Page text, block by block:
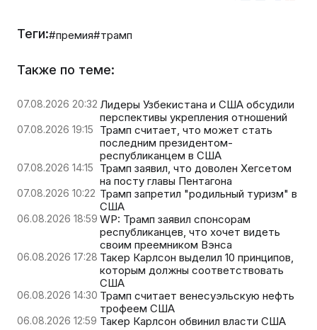
Теги:#премия#трамп
Также по теме:
07.08.2026 20:32 Лидеры Узбекистана и США обсудили
перспективы укрепления отношений
07.08.2026 19:15
Трамп считает, что может стать
последним президентом-
республиканцем в США
07.08.2026 14:15
Трамп заявил, что доволен Хегсетом
на посту главы Пентагона
07.08.2026 10:22 Трамп запретил "родильный туризм" в
США
06.08.2026 18:59 WP: Трамп заявил спонсорам
республиканцев, что хочет видеть
своим преемником Вэнса
06.08.2026 17:28 Такер Карлсон выделил 10 принципов,
которым должны соответствовать
США
06.08.2026 14:30 Трамп считает венесуэльскую нефть
трофеем США
06.08.2026 12:59 Такер Карлсон обвинил власти США